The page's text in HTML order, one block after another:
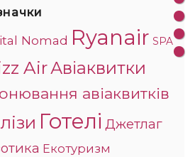
Nomad Ryanair SPA
AirАвіаквитки
авіаквитків
Готелі Джетлаг
Екотуризм